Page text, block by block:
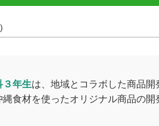
)
３年生は、地域とコラボした商品
食材を使ったオリジナル商品の開